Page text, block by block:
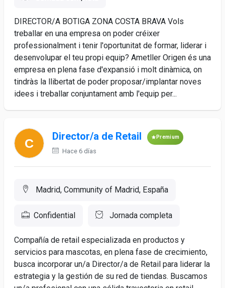
DIRECTOR/A BOTIGA ZONA COSTA BRAVA Vols
treballar en una empresa on poder créixer
professionalment i tenir l'oportunitat de formar, liderar i
desenvolupar el teu propi equip? Ametller Origen és una
empresa en plena fase d'expansió i molt dinàmica, on
tindràs la llibertat de poder proposar/implantar noves
idees i treballar conjuntament amb l'equip per...
Director/a de Retail Premium
Hace 6 días
Madrid, Community of Madrid, España
Confidential Jornada completa
Compañía de retail especializada en productos y
servicios para mascotas, en plena fase de crecimiento,
busca incorporar un/a Director/a de Retail para liderar la
estrategia y la gestión de su red de tiendas. Buscamos